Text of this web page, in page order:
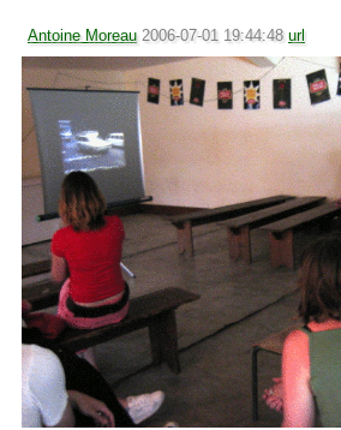
Antoine Moreau 2006-07-01 19:44:48 url